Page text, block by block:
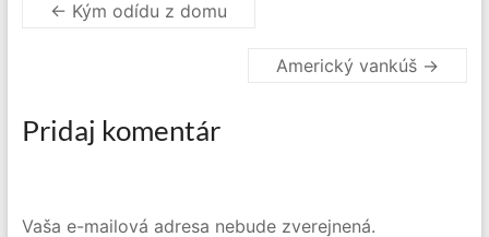
← Kým odídu z domu
Americký vankúš →
Pridaj komentár
Vaša e-mailová adresa nebude zverejnená.